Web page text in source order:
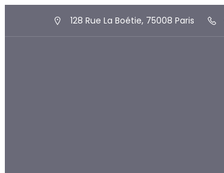
128 Rue La Boétie, 75008 Paris